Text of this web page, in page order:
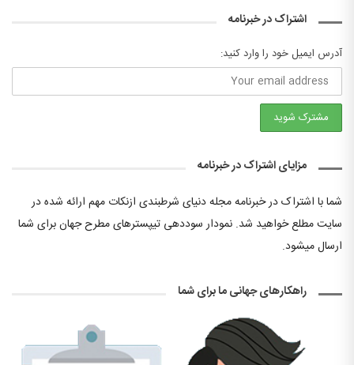
اشتراک در خبرنامه
آدرس ایمیل خود را وارد کنید:
مزایای اشتراک در خبرنامه
شما با اشتراک در خبرنامه مجله دنیای شرطبندی ازنکات مهم ارائه شده در
سایت مطلع خواهید شد. نمودار سوددهی تیپسترهای مطرح جهان برای شما
ارسال میشود.
راهکارهای جهانی ما برای شما